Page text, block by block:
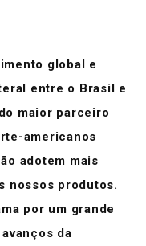
global e
entre o Brasil e
maior parceiro
americanos
adotem mais
nossos produtos.
por um grande
da